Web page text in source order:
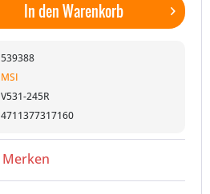
In denWarenkorb
539388
MSI
V531-245R
4711377317160
Merken